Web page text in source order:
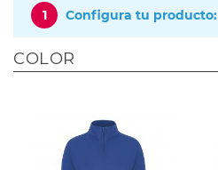
1 Configura tu producto:
COLOR